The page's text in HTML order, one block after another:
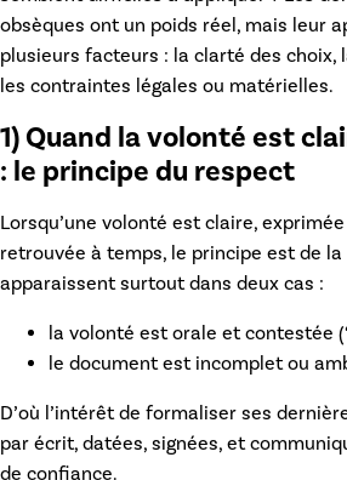
obsèques ont un poids réel, mais leur
plusieurs facteurs : la clarté des choix,
les contraintes légales ou matérielles.
1) Quand la volonté est
: le principe du respect
Lorsqu’une volonté est claire,
retrouvée à temps, le principe est de
apparaissent surtout dans deux cas :
la volonté est orale et contestée
le document est incomplet ou
D’où l’intérêt de formaliser ses
par écrit, datées, signées, et
de confiance.